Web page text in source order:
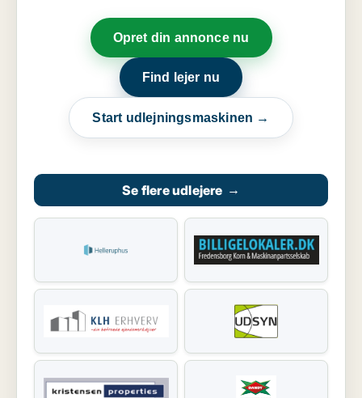
Opret din annonce nu
Find lejer nu
Start udlejningsmaskinen →
Se flere udlejere →